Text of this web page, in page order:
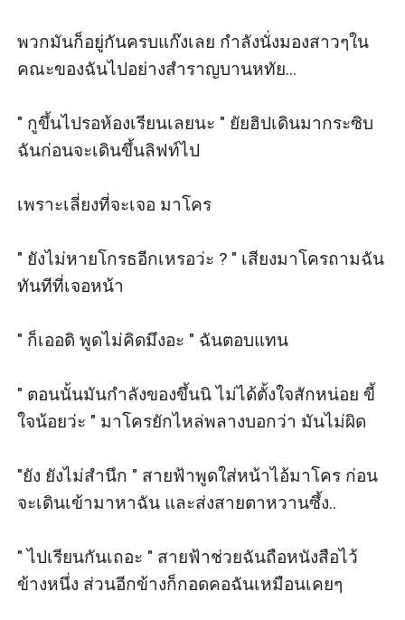
พวกมันก็อยู่กันครบแก๊งเลย กำลังนั่งมองสาวๆใน
คณะของฉันไปอย่างสำราญบานหทัย...
" กูขึ้นไปรอห้องเรียนเลยนะ " ยัยฮิปเดินมากระซิบ
ฉันก่อนจะเดินขึ้นลิฟท์ไป
เพราะเลี่ยงที่จะเจอ มาโคร
" ยังไม่หายโกรธอีกเหรอว่ะ ? " เสียงมาโครถามฉัน
ทันทีที่เจอหน้า
" ก็เออดิ พูดไม่คิดมึงอะ " ฉันตอบแทน
" ตอนนั้นมันกำลังของขึ้นนิ ไม่ได้ตั้งใจสักหน่อย ขี้
ใจน้อยว่ะ " มาโครยักไหล่พลางบอกว่า มันไม่ผิด
"ยัง ยังไม่สำนึก " สายฟ้าพูดใส่หน้าไอ้มาโคร ก่อน
จะเดินเข้ามาหาฉัน และส่งสายตาหวานซึ้ง..
" ไปเรียนกันเถอะ " สายฟ้าช่วยฉันถือหนังสือไว้
ข้างหนึ่ง ส่วนอีกข้างก็กอดคอฉันเหมือนเคยๆ